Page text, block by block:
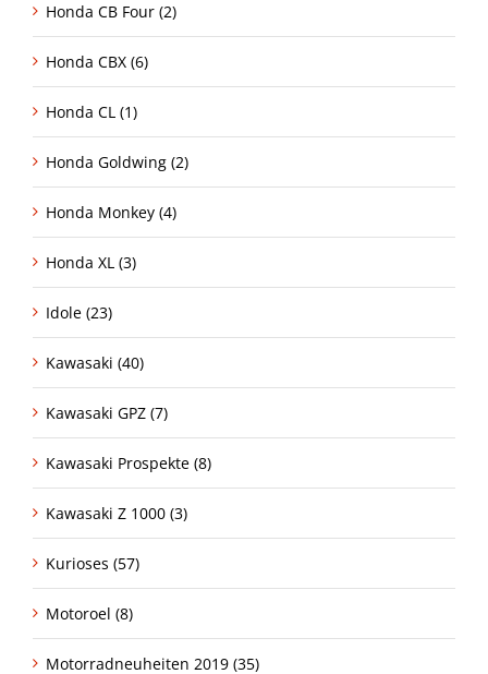
Honda CB Four (2)
Honda CBX (6)
Honda CL (1)
Honda Goldwing (2)
Honda Monkey (4)
Honda XL (3)
Idole (23)
Kawasaki (40)
Kawasaki GPZ (7)
Kawasaki Prospekte (8)
Kawasaki Z 1000 (3)
Kurioses (57)
Motoroel (8)
Motorradneuheiten 2019 (35)